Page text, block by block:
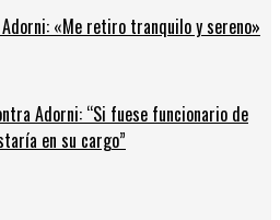
Adorni: «Me retiro tranquilo y sereno»
Adorni: “Si fuese funcionario de
en su cargo”